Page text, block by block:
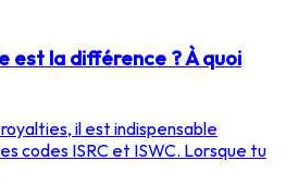
est la différence ? À quoi
il est indispensable
codes ISRC et ISWC. Lorsque tu